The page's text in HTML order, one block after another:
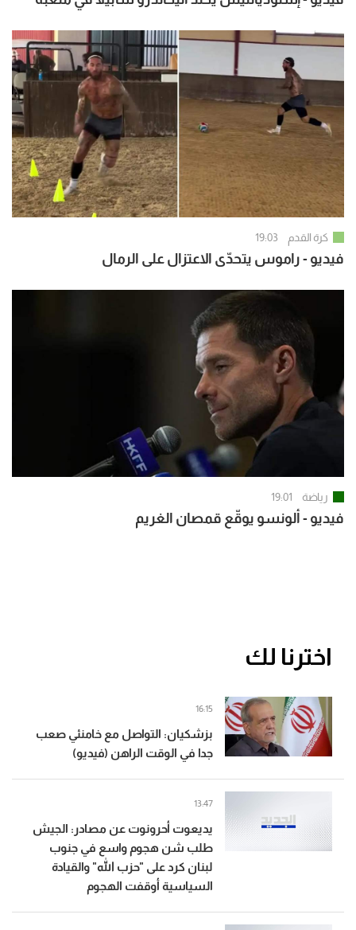
كرة القدم 19:03
فيديو - راموس يتحدّى الاعتزال على الرمال
رياضة 19:01
فيديو - ألونسو يوقّع قمصان الغريم
اخترنا لك
بزشكيان: التواصل مع خامنئي صعب
جدا في الوقت الراهن (فيديو)
16:15
يديعوت أحرونوت عن مصادر: الجيش
طلب شن هجوم واسع في جنوب
لبنان كرد على "حزب الله" والقيادة
السياسية أوقفت الهجوم
13:47